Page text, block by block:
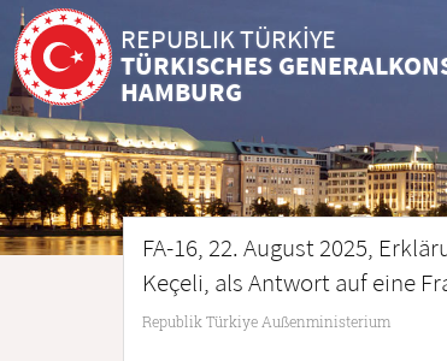
REPUBLIK TÜRKİYE
TÜRKISCHES
HAMBURG
FA-16, 22. August 2025,
Keçeli, als Antwort auf eine
Republik Türkiye Außenministerium